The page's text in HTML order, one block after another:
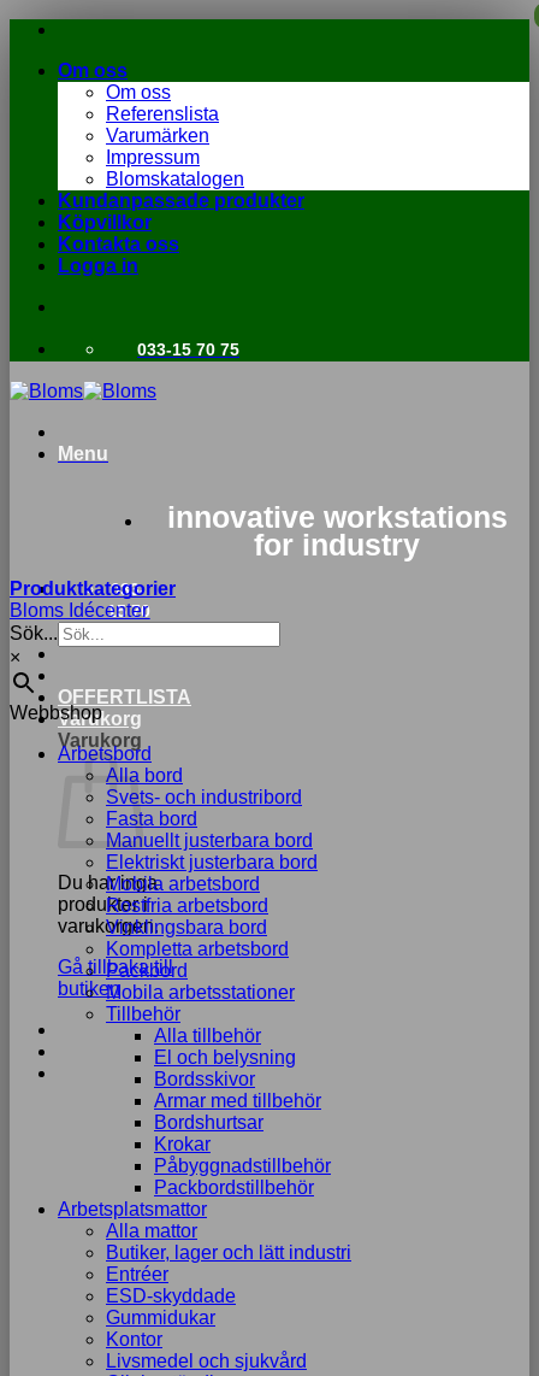
Skip
contentOm oss
Om oss
Referenslista
Varumärken
Impressum
Blomskatalogen
Kundanpassade produkter
Köpvillkor
Kontakta oss
Logga in
033-15 70 75
Menu
innovative workstations
for industry
033-
15 70
OFFERTLISTA
Varukorg
Varukorg
Du har inga
produkter i
varukorgen.
Gå tillbaka till
butiken
Produktkategorier
Bloms Idécenter
Sök...
×
Webbshop
Arbetsbord
Alla bord
Svets- och industribord
Fasta bord
Manuellt justerbara bord
Elektriskt justerbara bord
Mobila arbetsbord
Rostfria arbetsbord
Vinklingsbara bord
Kompletta arbetsbord
Packbord
Mobila arbetsstationer
Tillbehör
Alla tillbehör
El och belysning
Bordsskivor
Armar med tillbehör
Bordshurtsar
Krokar
Påbyggnadstillbehör
Packbordstillbehör
Arbetsplatsmattor
Alla mattor
Butiker, lager och lätt industri
Entréer
ESD-skyddade
Gummidukar
Kontor
Livsmedel och sjukvård